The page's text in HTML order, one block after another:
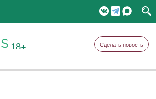
18+ Сделать новость